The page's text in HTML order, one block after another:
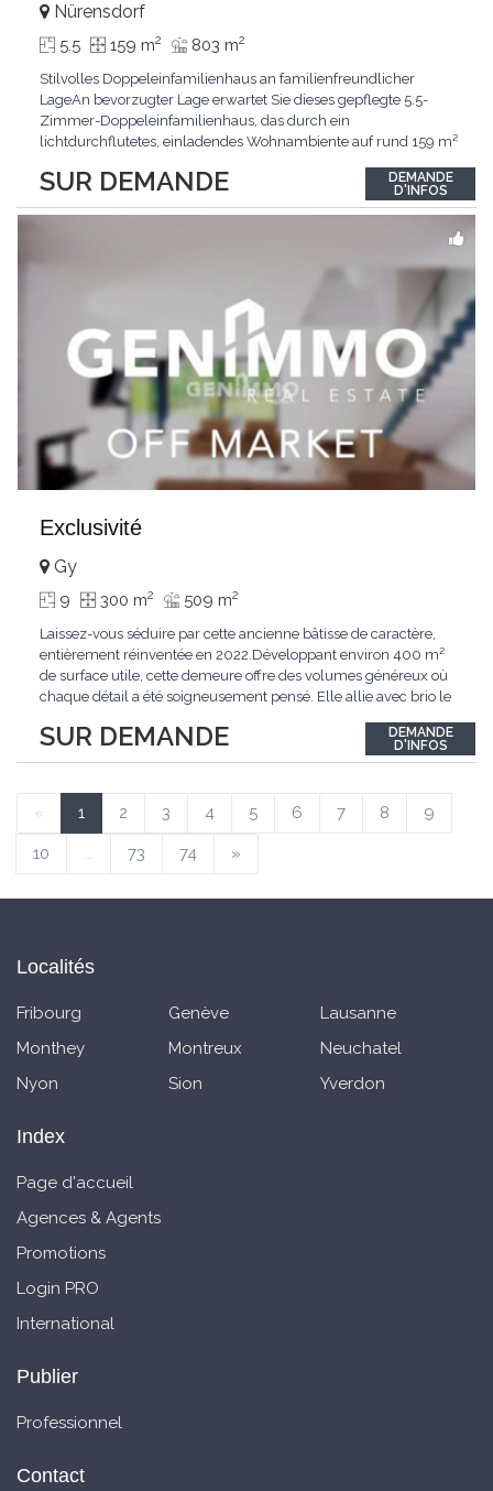
SUR DEMANDE
Nürensdorf
5.5 159 m2 803 m2
Stilvolles Doppeleinfamilienhaus an familienfreundlicher
LageAn bevorzugter Lage erwartet Sie dieses gepflegte 5.5-
Zimmer-Doppeleinfamilienhaus, das durch ein
lichtdurchflutetes, einladendes Wohnambiente auf rund 159 m²
Liegenschaft in einem hervorragenden Zustand und vereint
zeitgemässen Wohnkomfort perfekt mit nachhaltiger
DEMANDE
D'INFOS
Exclusivité
SUR DEMANDE
Gy
9 300 m2 509 m2
Laissez-vous séduire par cette ancienne bâtisse de caractère,
entièrement réinventée en 2022.Développant environ 400 m²
de surface utile, cette demeure offre des volumes généreux où
chaque détail a été soigneusement pensé. Elle allie avec brio le
contemporaines. Sa distribution harmonieuse et fonctionnelle a
été conçue pour répondre...
DEMANDE
D'INFOS
« 1 2 3 4 5 6 7 8 9
10 ... 73 74 »
Localités
Fribourg Genève
Lausanne
Monthey
Montreux
Neuchatel
Nyon
Sion Yverdon
Index
Page d'accueil
Agences & Agents
Promotions
Login PRO
International
Publier
Professionnel
Contact